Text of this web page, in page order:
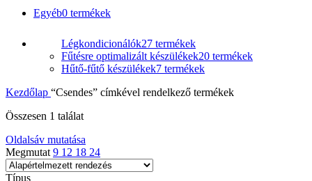
Egyéb0 termékek
Légkondicionálók27 termékek
Fűtésre optimalizált készülékek20 termékek
Hűtő-fűtő készülékek7 termékek
Kezdőlap “Csendes” címkével rendelkező termékek
Összesen 1 találat
Oldalsáv mutatása
Megmutat 9 12 18 24
Típus